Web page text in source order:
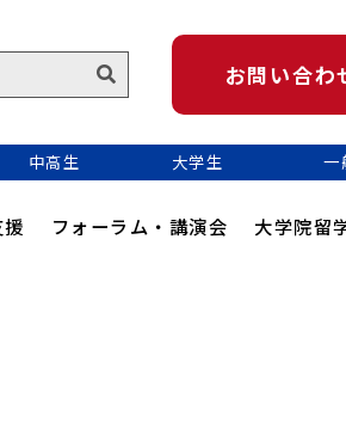
お問い合わ
中高生 大学生 一
フォーラム・講演会 大学院留